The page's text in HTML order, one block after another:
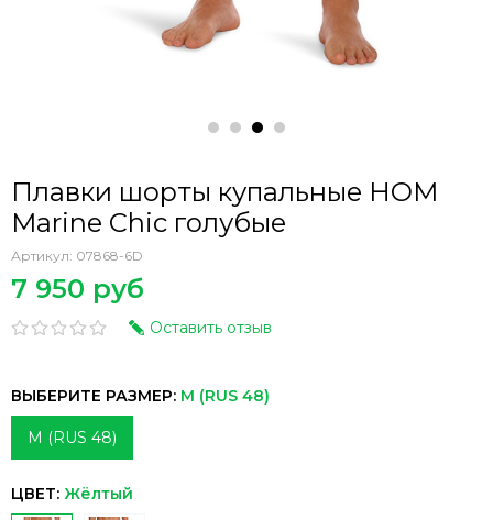
Плавки шорты купальные HOM
Marine Chic голубые
Артикул: 07868-6D
7 950 руб
Оставить отзыв
ВЫБЕРИТЕ РАЗМЕР: M (RUS 48)
M (RUS 48)
ЦВЕТ: Жёлтый